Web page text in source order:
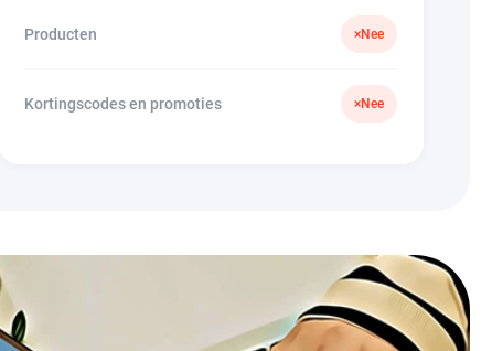
Producten ×Nee
Kortingscodes en promoties ×Nee